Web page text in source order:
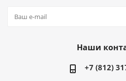
Наши
+7 (812)